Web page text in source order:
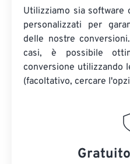
Utilizziamo sia software
personalizzati per
delle nostre
casi, è possibile
conversione utilizzando
(facoltativo, cercare